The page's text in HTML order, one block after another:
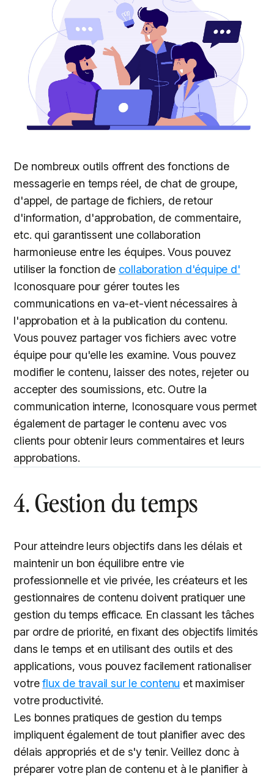
De nombreux outils offrent des fonctions de
messagerie en temps réel, de chat de groupe,
d'appel, de partage de fichiers, de retour
d'information, d'approbation, de commentaire,
etc. qui garantissent une collaboration
harmonieuse entre les équipes. Vous pouvez
utiliser la fonction de collaboration d'équipe d'
Iconosquare pour gérer toutes les
communications en va-et-vient nécessaires à
l'approbation et à la publication du contenu.
Vous pouvez partager vos fichiers avec votre
équipe pour qu'elle les examine. Vous pouvez
modifier le contenu, laisser des notes, rejeter ou
accepter des soumissions, etc. Outre la
communication interne, Iconosquare vous permet
également de partager le contenu avec vos
clients pour obtenir leurs commentaires et leurs
approbations.
4. Gestion du temps
Pour atteindre leurs objectifs dans les délais et
maintenir un bon équilibre entre vie
professionnelle et vie privée, les créateurs et les
gestionnaires de contenu doivent pratiquer une
gestion du temps efficace. En classant les tâches
par ordre de priorité, en fixant des objectifs limités
dans le temps et en utilisant des outils et des
applications, vous pouvez facilement rationaliser
votreflux de travail sur le contenu et maximiser
votre productivité.
Les bonnes pratiques de gestion du temps
impliquent également de tout planifier avec des
délais appropriés et de s'y tenir. Veillez donc à
préparer votre plan de contenu et à le planifier à